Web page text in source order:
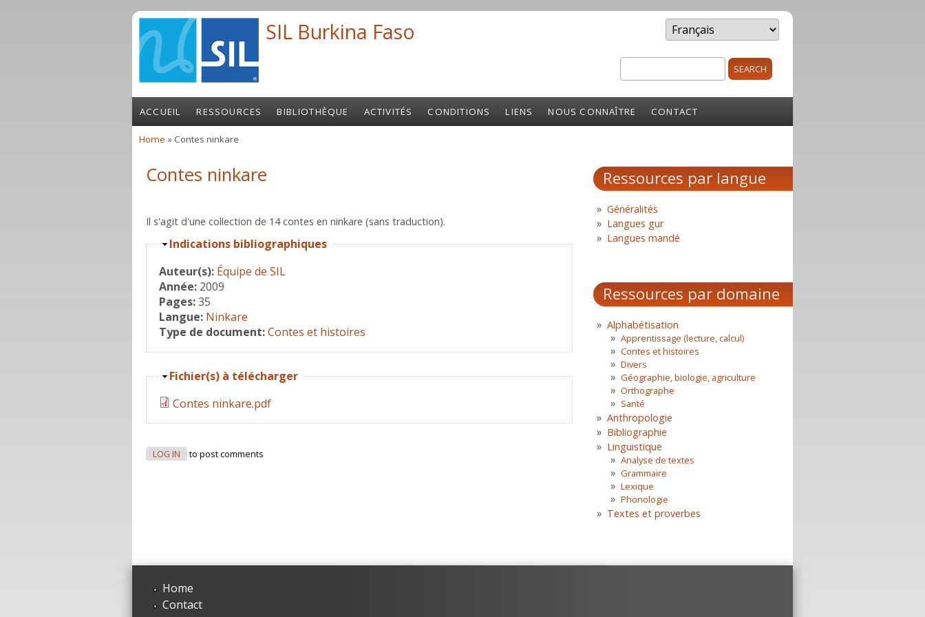
SIL Burkina Faso
Search form
ACCUEIL RESSOURCES BIBLIOTHÈQUE ACTIVITÉS CONDITIONS LIENS NOUS CONNAÎTRE CONTACT
Home » Contes ninkare
Contes ninkare
Il s'agit d'une collection de 14 contes en ninkare (sans traduction).
Hide
Indications bibliographiques
Auteur(s): Équipe de SIL
Année: 2009
Pages:35
Langue: Ninkare
Type de document:Contes et histoires
Hide
Fichier(s) à télécharger
Contes ninkare.pdf
LOG IN to post comments
Ressources par langue
Généralités
Langues gur
Langues mandé
Ressources par domaine
Alphabétisation
Apprentissage (lecture, calcul)
Contes et histoires
Divers
Géographie, biologie, agriculture
Orthographe
Santé
Anthropologie
Bibliographie
Linguistique
Analyse de textes
Grammaire
Lexique
Phonologie
Textes et proverbes
Home
Contact